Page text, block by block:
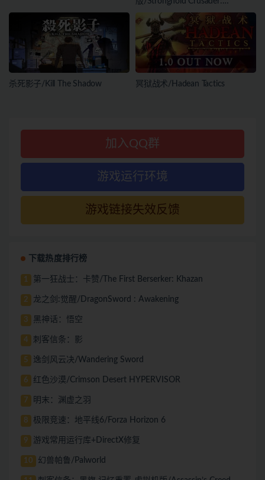
Definitive Edition
杀死影子/Kill The Shadow 冥狱战术/Hadean Tactics
加入QQ群
游戏运行环境
游戏链接失效反馈
下载热度排行榜
1 第一狂战士：卡赞/The First Berserker: Khazan
2 龙之剑:觉醒/DragonSword : Awakening
3 黑神话：悟空
4 刺客信条：影
5 逸剑风云决/Wandering Sword
6 红色沙漠/Crimson Desert HYPERVISOR
7 明末：渊虚之羽
8 极限竞速：地平线6/Forza Horizon 6
9 游戏常用运行库+DirectX修复
10 幻兽帕鲁/Palworld